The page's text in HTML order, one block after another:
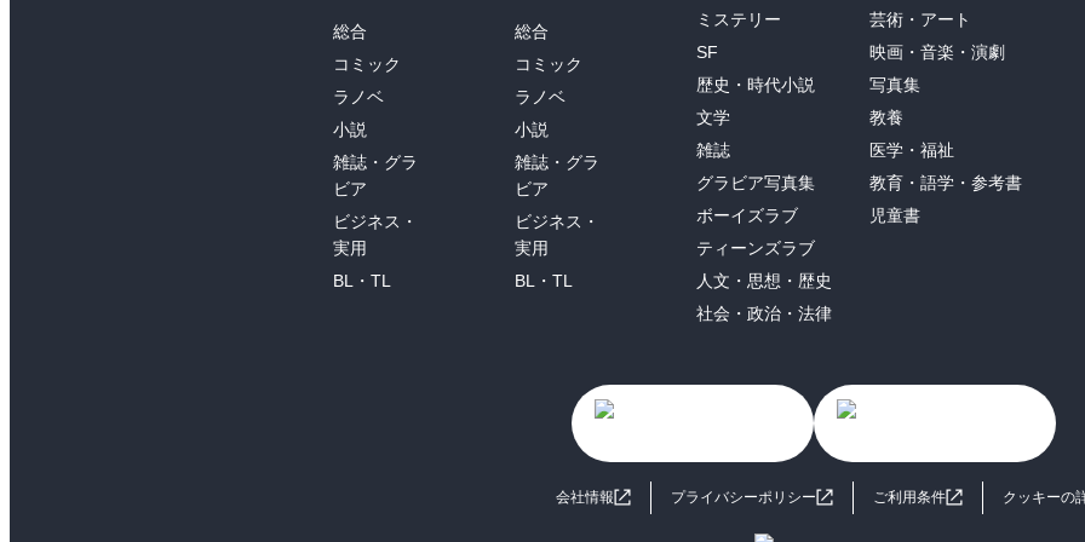
総合
コミック
ラノベ
小説
雑誌・グラ
ビア
ビジネス・
実用
BL・TL
総合
コミック
ラノベ
小説
雑誌・グラ
ビア
ビジネス・
実用
BL・TL
ミステリー
SF
歴史・時代小説
文学
雑誌
グラビア写真集
ボーイズラブ
ティーンズラブ
人文・思想・歴史
社会・政治・法律
芸術・アート
映画・音楽・演劇
写真集
教養
医学・福祉
教育・語学・参考書
児童書
会社情報 プライバシーポリシー ご利用条件 クッキーの